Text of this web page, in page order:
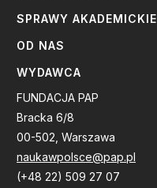
SPRAWY AKADEMICKIE
OD NAS
WYDAWCA
FUNDACJA PAP
Bracka 6/8
00-502, Warszawa
naukawpolsce@pap.pl
(+48 22) 509 27 07